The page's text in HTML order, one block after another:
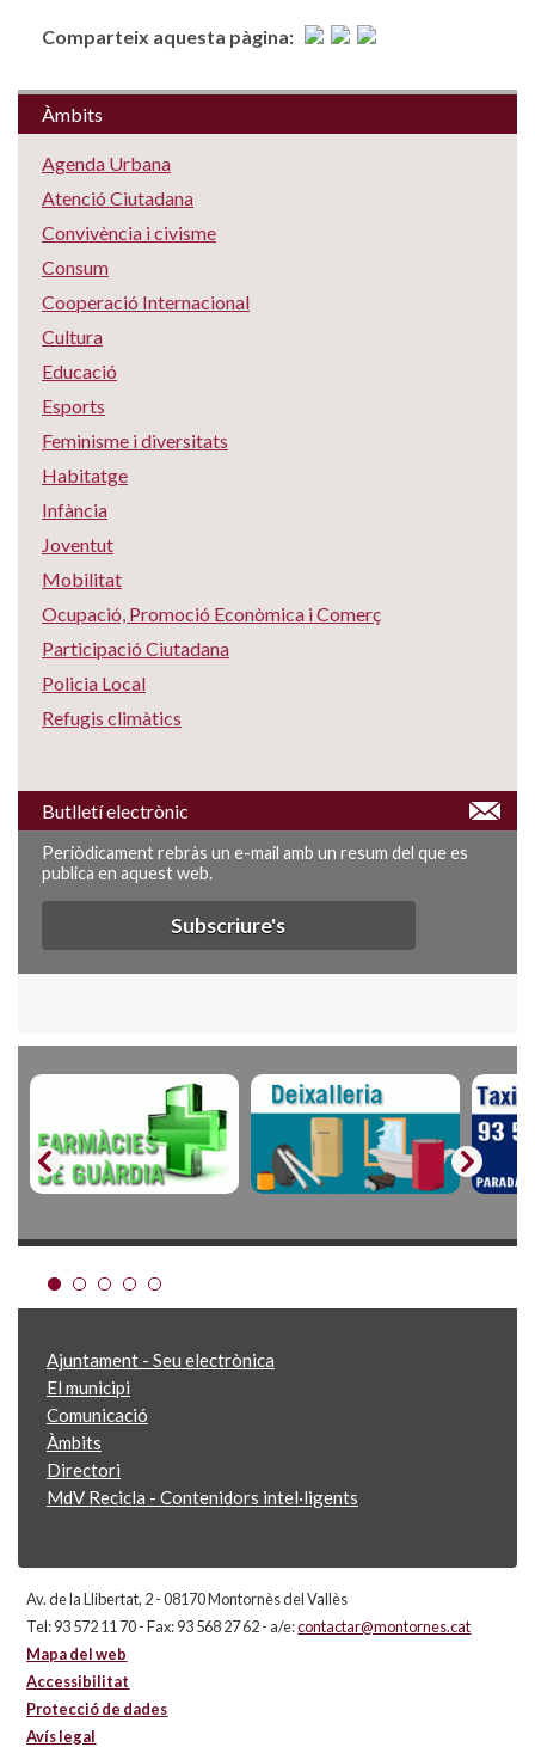
Comparteix aquesta pàgina:
Àmbits
Agenda Urbana
Atenció Ciutadana
Convivència i civisme
Consum
Cooperació Internacional
Cultura
Educació
Esports
Feminisme i diversitats
Habitatge
Infància
Joventut
Mobilitat
Ocupació, Promoció Econòmica i Comerç
Participació Ciutadana
Policia Local
Refugis climàtics
Butlletí electrònic
Periòdicament rebràs un e-mail amb un resum del que es
publica en aquest web.
Subscriure's
Ajuntament - Seu electrònica
El municipi
Comunicació
Àmbits
Directori
MdV Recicla - Contenidors intel·ligents
Av. de la Llibertat, 2 - 08170 Montornès del Vallès
Tel: 93 572 11 70 - Fax: 93 568 27 62 - a/e:contactar@montornes.cat
Mapa del web
Accessibilitat
Protecció de dades
Avís legal